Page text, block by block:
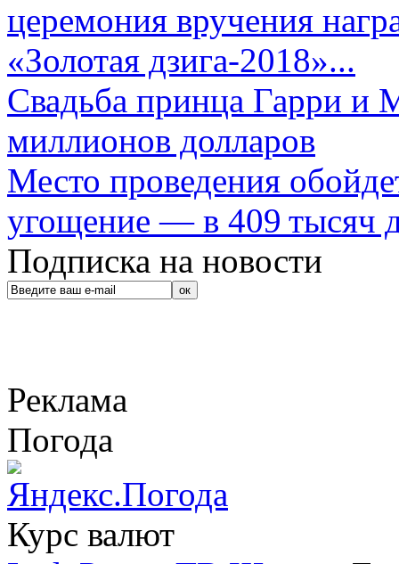
церемония вручения
«Золотая дзига-2018»...
Свадьба принца Гарри и
миллионов долларов
Место проведения
угощение — в 409 тысяч
Подписка на новости
Реклама
Погода
Курс валют